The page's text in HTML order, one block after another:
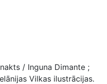
/ Inguna Dimante ;
Vilkas ilustrācijas.